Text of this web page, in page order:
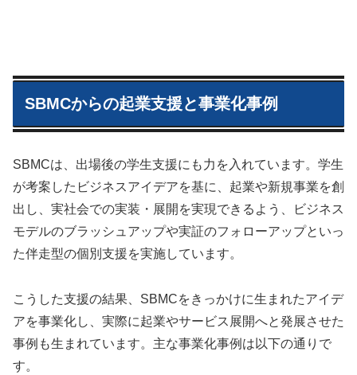
SBMCからの起業支援と事業化事例
SBMCは、出場後の学生支援にも力を入れています。学生
が考案したビジネスアイデアを基に、起業や新規事業を創
出し、実社会での実装・展開を実現できるよう、ビジネス
モデルのブラッシュアップや実証のフォローアップといっ
た伴走型の個別支援を実施しています。
こうした支援の結果、SBMCをきっかけに生まれたアイデ
アを事業化し、実際に起業やサービス展開へと発展させた
事例も生まれています。主な事業化事例は以下の通りで
す。